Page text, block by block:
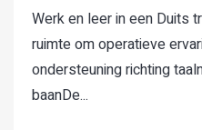
Werk en leer in een Duits
ruimte om operatieve
ondersteuning richting
baanDe...